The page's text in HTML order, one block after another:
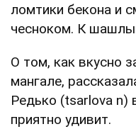
ломтики бекона и
чесноком. К
О том, как вкусно
мангале,
Редько (tsarlova n)
приятно удивит.